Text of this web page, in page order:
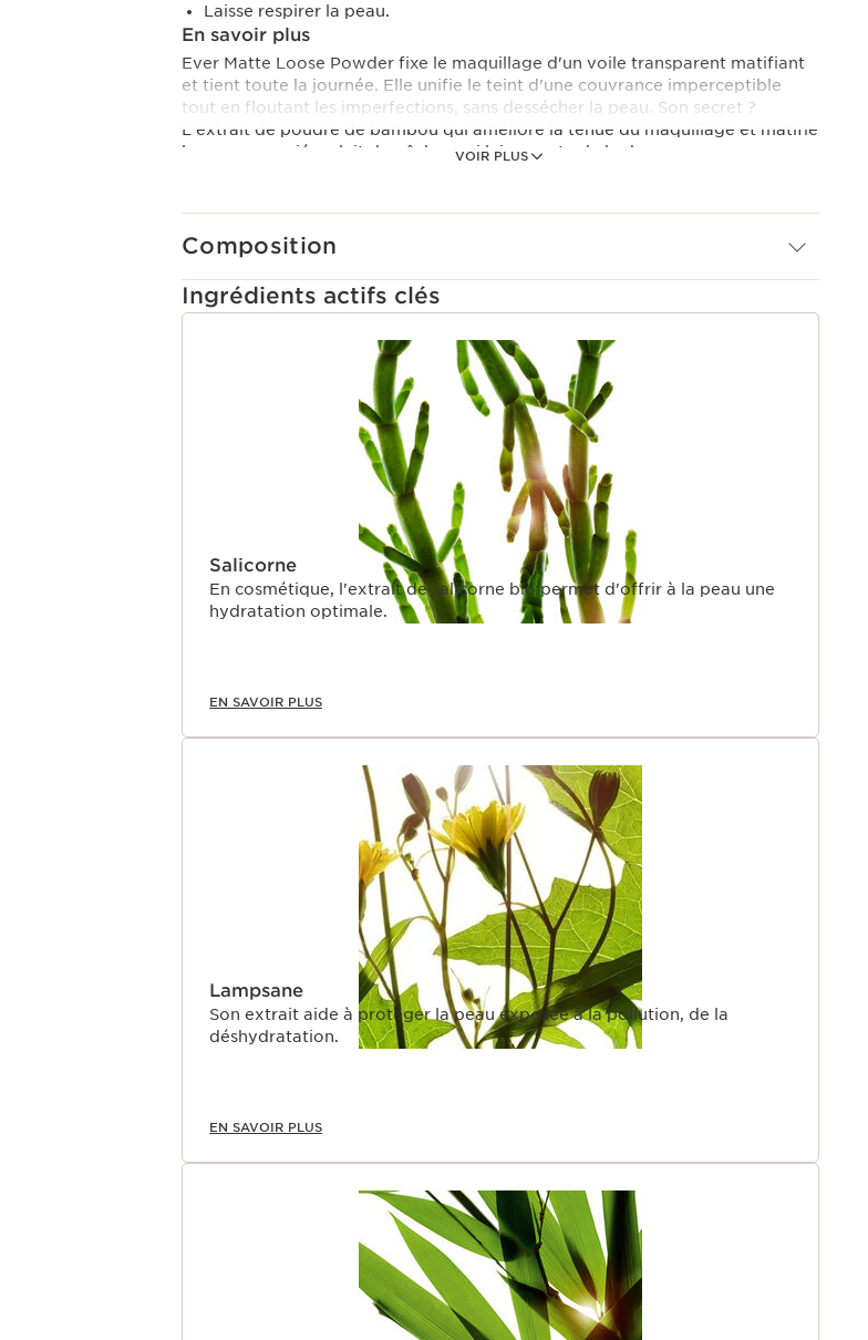
VOIR PLUS
Laisse respirer la peau.
En savoir plus
Ever Matte Loose Powder fixe le maquillage d'un voile transparent matifiant
et tient toute la journée. Elle unifie le teint d'une couvrance imperceptible
tout en floutant les imperfections, sans dessécher la peau. Son secret ?
L'extrait de poudre de bambou qui améliore la tenue du maquillage et matifie
la peau, associé au lait de pêcher qui lui apporte de la douceur.
Composition
Ingrédients actifs clés
Salicorne
En cosmétique, l'extrait de salicorne bio permet d'offrir à la peau une
hydratation optimale.
EN SAVOIR PLUS
Lampsane
Son extrait aide à protéger la peau exposée à la pollution, de la
déshydratation.
EN SAVOIR PLUS